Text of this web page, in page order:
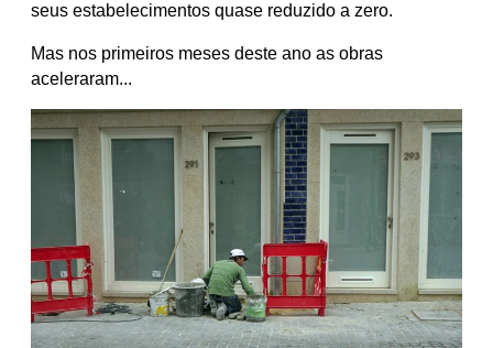
seus estabelecimentos quase reduzido a zero.
Mas nos primeiros meses deste ano as obras
aceleraram...